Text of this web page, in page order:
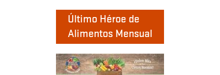
Último Héroe de
Alimentos Mensual